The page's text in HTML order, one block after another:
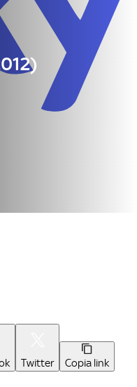
Twitter Copia link